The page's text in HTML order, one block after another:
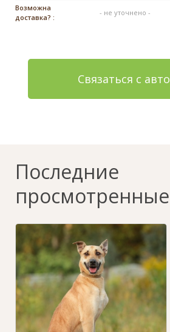
Возможна
доставка? :
- не уточнено -
Связаться с
Последние
просмотренные